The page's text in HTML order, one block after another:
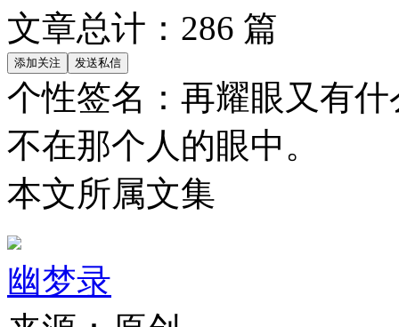
文章总计： 286 篇
个性签名： 再耀眼又有
不在那个人的眼中。
本文所属文集
幽梦录